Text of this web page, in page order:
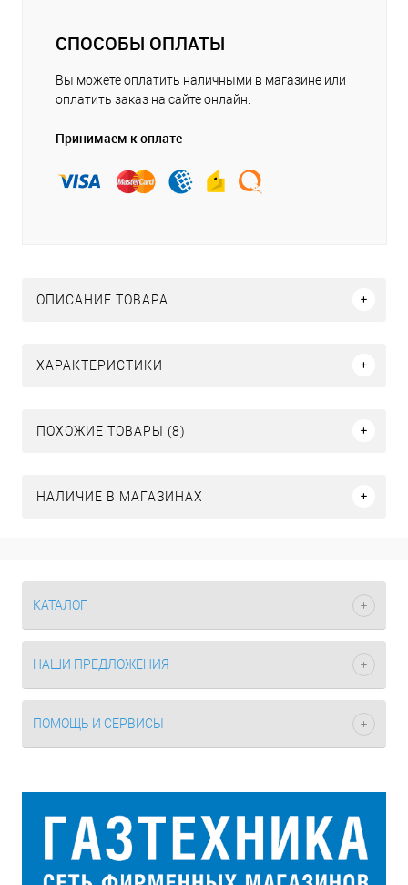
СПОСОБЫ ОПЛАТЫ
Вы можете оплатить наличными в магазине или
оплатить заказ на сайте онлайн.
Принимаем к оплате
ОПИСАНИЕ ТОВАРА
ХАРАКТЕРИСТИКИ
ПОХОЖИЕ ТОВАРЫ (8)
НАЛИЧИЕ В МАГАЗИНАХ
КАТАЛОГ
НАШИ ПРЕДЛОЖЕНИЯ
ПОМОЩЬ И СЕРВИСЫ